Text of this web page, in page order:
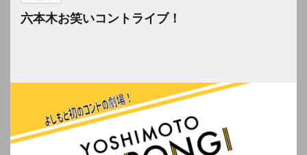
六本木お笑いコントライブ！